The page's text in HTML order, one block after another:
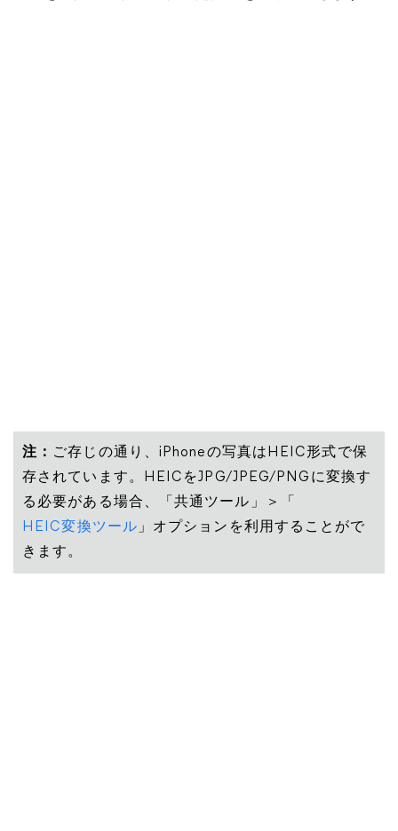
注： ご存じの通り、iPhoneの写真はHEIC形式で保
存されています。HEICをJPG/JPEG/PNGに変換す
る必要がある場合、「共通ツール」＞「
HEIC変換ツール 」オプションを利用することがで
きます。